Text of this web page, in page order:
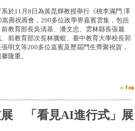
於11月8日為黃昆輝教授舉行《桃李滿門 澤
壽祝壽會，200多位政學界嘉賓雲集，包括
教育部長吳清基、潘文忠、雲林縣長張麗
前教育部次長林騰蛟、臺中教育大學校長郭
明文等200多位嘉賓及歷屆門生齊聚祝賀，
隆重。
展 「看見AI進行式」展